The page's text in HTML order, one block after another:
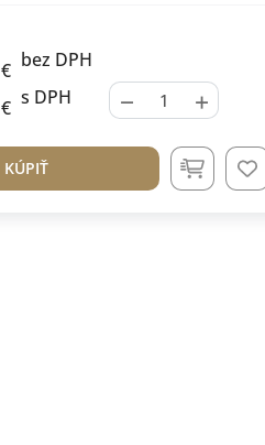
€ bez DPH
€ s DPH − +
KÚPIŤ